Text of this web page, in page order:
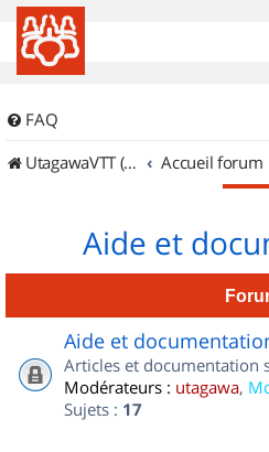
FAQ
UtagawaVTT (Randos VTT et VTTAE avec traces GPS)
Accueil forum
Aide et
Aide et
Articles et documentation
Modérateurs : utagawa,
Sujets : 17